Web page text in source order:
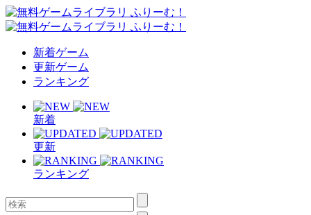
新着ゲーム
更新ゲーム
ランキング
新着
更新
ランキング